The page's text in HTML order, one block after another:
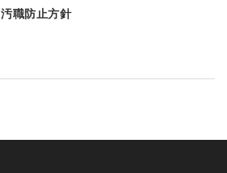
汚職防止方針